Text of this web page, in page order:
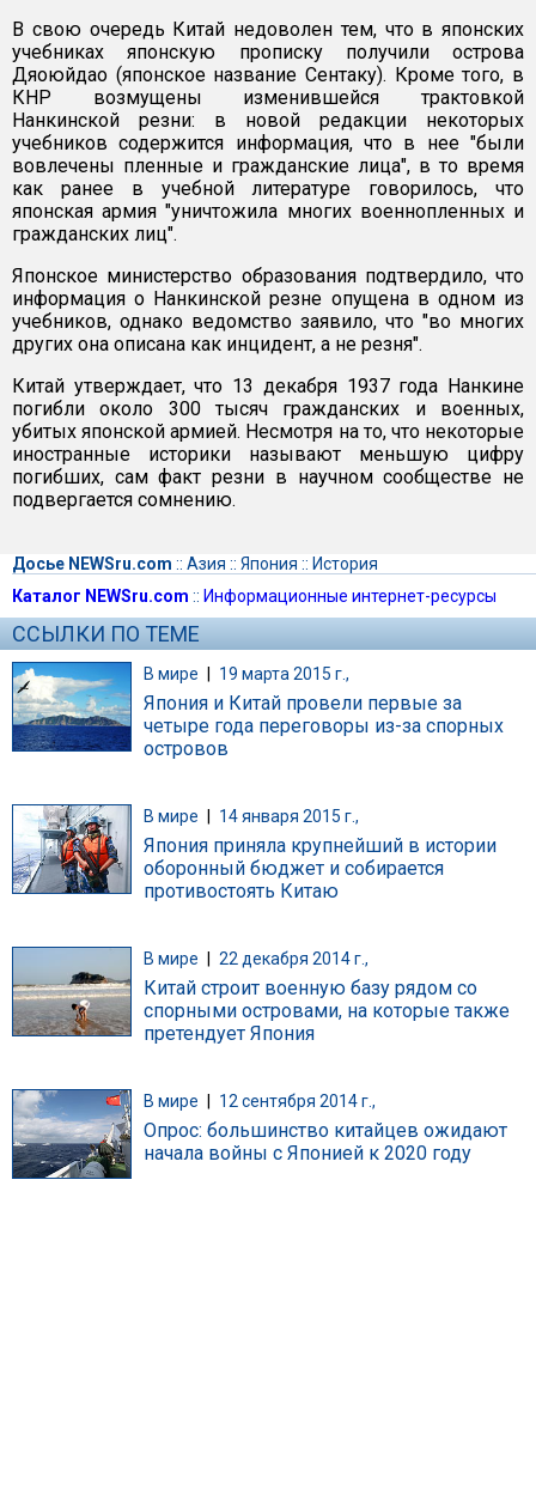
В свою очередь Китай недоволен тем, что в японских
учебниках японскую прописку получили острова
Дяоюйдао (японское название Сентаку). Кроме того, в
КНР возмущены изменившейся трактовкой
Нанкинской резни: в новой редакции некоторых
учебников содержится информация, что в нее "были
вовлечены пленные и гражданские лица", в то время
как ранее в учебной литературе говорилось, что
японская армия "уничтожила многих военнопленных и
гражданских лиц".
Японское министерство образования подтвердило, что
информация о Нанкинской резне опущена в одном из
учебников, однако ведомство заявило, что "во многих
других она описана как инцидент, а не резня".
Китай утверждает, что 13 декабря 1937 года Нанкине
погибли около 300 тысяч гражданских и военных,
убитых японской армией. Несмотря на то, что некоторые
иностранные историки называют меньшую цифру
погибших, сам факт резни в научном сообществе не
подвергается сомнению.
Досье NEWSru.com :: Азия :: Япония :: История
Каталог NEWSru.com :: Информационные интернет-ресурсы
ССЫЛКИ ПО ТЕМЕ
В мире | 19 марта 2015 г.,
Япония и Китай провели первые за
четыре года переговоры из-за спорных
островов
В мире 14 января 2015 г.,
Япония приняла крупнейший в истории
оборонный бюджет и собирается
противостоять Китаю
В мире 22 декабря 2014 г.,
Китай строит военную базу рядом со
спорными островами, на которые также
претендует Япония
В мире 12 сентября 2014 г.,
Опрос: большинство китайцев ожидают
начала войны с Японией к 2020 году